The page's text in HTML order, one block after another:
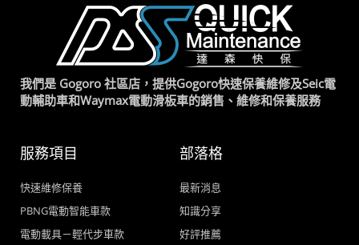
我們是 Gogoro 社區店，提供Gogoro快速保養維修及Seic電
動輔助車和Waymax電動滑板車的銷售、維修和保養服務
服務項目
快速維修保養
PBNG電動智能車款
電動載具－輕代步車款
部落格
最新消息
知識分享
好評推薦